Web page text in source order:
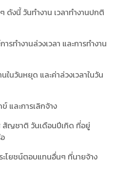
ดังนี้ วันทำงาน เวลาทำงานปกติ
ทำงานล่วงเวลา และการทำงาน
ในวันหยุด และค่าล่วงเวลาในวัน
และการเลิกจ้าง
สัญชาติ วันเดือนปีเกิด ที่อยู่
ะโยชน์ตอบแทนอื่นๆ ที่นายจ้าง